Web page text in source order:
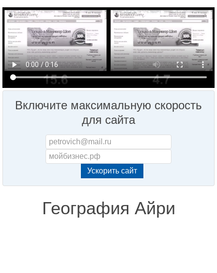
Включите максимальную скорость
для сайта
География Айри